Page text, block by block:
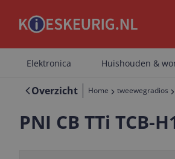
Elektronica Huishouden &
Overzicht Home tweewegradios
PNI CB TTi TCB-